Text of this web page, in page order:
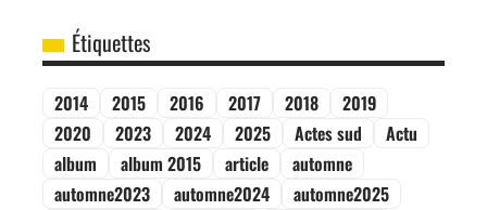
Étiquettes
2014 2015 2016 2017 2018
2019
2020
2023 2024 2025 Actes sud
Actu
album
album 2015 article
automne
automne2023
automne2024
automne2025